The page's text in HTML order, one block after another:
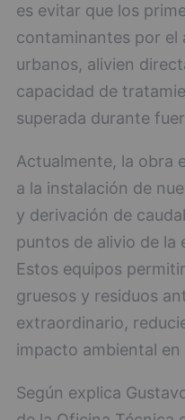
es evitar que los
contaminantes por el
urbanos, alivien
capacidad de
superada durante
Actualmente, la obra
a la instalación de
y derivación de
puntos de alivio de la
Estos equipos
gruesos y residuos
extraordinario,
impacto ambiental en
Según explica